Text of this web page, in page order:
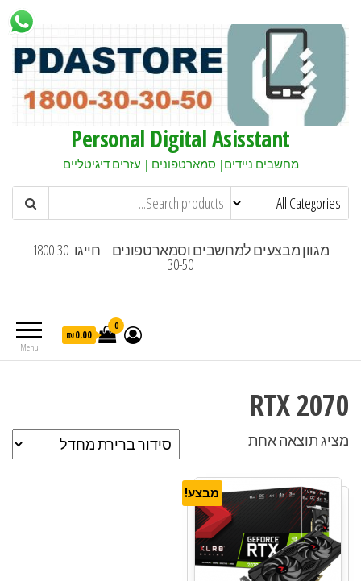
Personal Digital Asisstant
מחשבים ניידים| סמארטפונים | עזרים דיגיטליים
מגוון מבצעים למחשבים וסמארטפונים – חייגו 1800-30-
30-50
Menu
0
₪0.00
RTX 2070
מציג תוצאה אחת
מבצע!